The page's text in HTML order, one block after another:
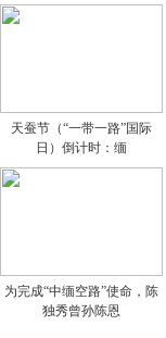
天蚕节（“一带一路”国际
日）倒计时：缅
为完成“中缅空路”使命，陈
独秀曾孙陈恩